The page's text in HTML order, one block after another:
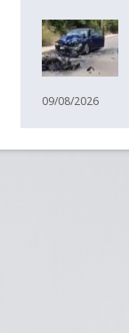
09/08/2026